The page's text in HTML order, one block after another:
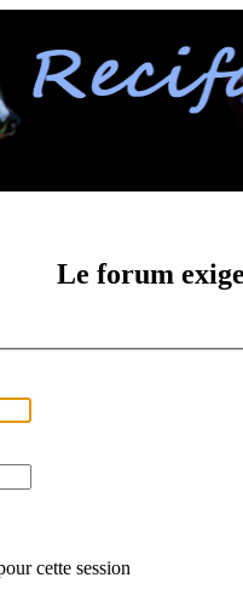
Le forum
cette session